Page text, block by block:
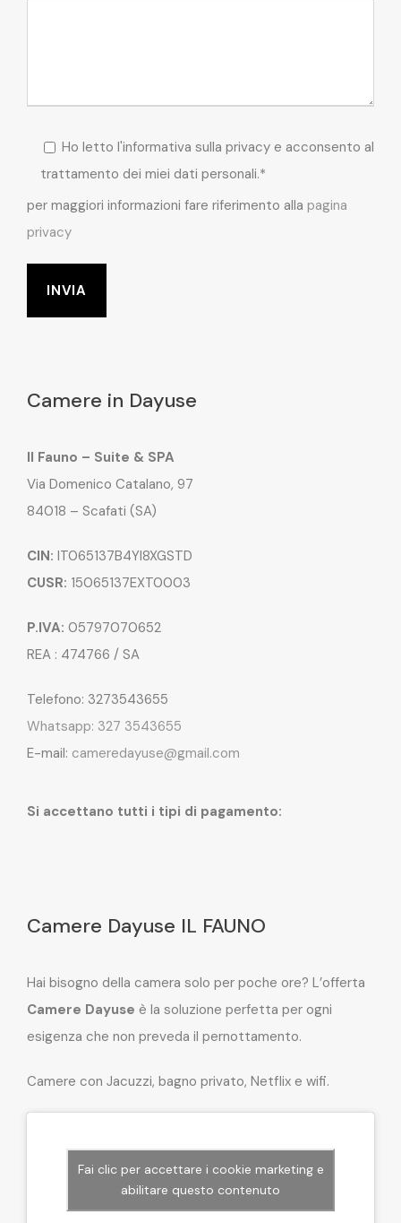
Ho letto l'informativa sulla privacy e acconsento al
trattamento dei miei dati personali.*
per maggiori informazioni fare riferimento alla pagina
privacy
Camere in Dayuse
Il Fauno – Suite & SPA
Via Domenico Catalano, 97
84018 – Scafati (SA)
CIN: IT065137B4YI8XGSTD
CUSR: 15065137EXT0003
P.IVA: 05797070652
REA : 474766 / SA
Telefono: 3273543655
Whatsapp: 327 3543655
E-mail: cameredayuse@gmail.com
Si accettano tutti i tipi di pagamento:
Camere Dayuse IL FAUNO
Hai bisogno della camera solo per poche ore? L’offerta
Camere Dayuse è la soluzione perfetta per ogni
esigenza che non preveda il pernottamento.
Camere con Jacuzzi, bagno privato, Netflix e wifi.
Fai clic per accettare i cookie marketing e
abilitare questo contenuto